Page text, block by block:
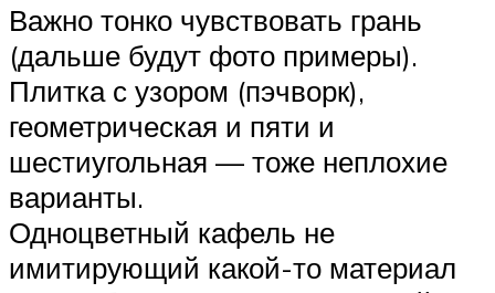
Важно тонко чувствовать грань
(дальше будут фото примеры).
Плитка с узором (пэчворк),
геометрическая и пяти и
шестиугольная — тоже неплохие
варианты.
Одноцветный кафель не
имитирующий какой-то материал